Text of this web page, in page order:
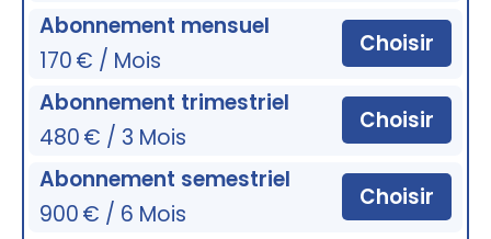
Abonnement mensuel
170 € / Mois
Choisir
Abonnement trimestriel
480 € / 3 Mois
Choisir
Abonnement semestriel
900 € / 6 Mois
Choisir